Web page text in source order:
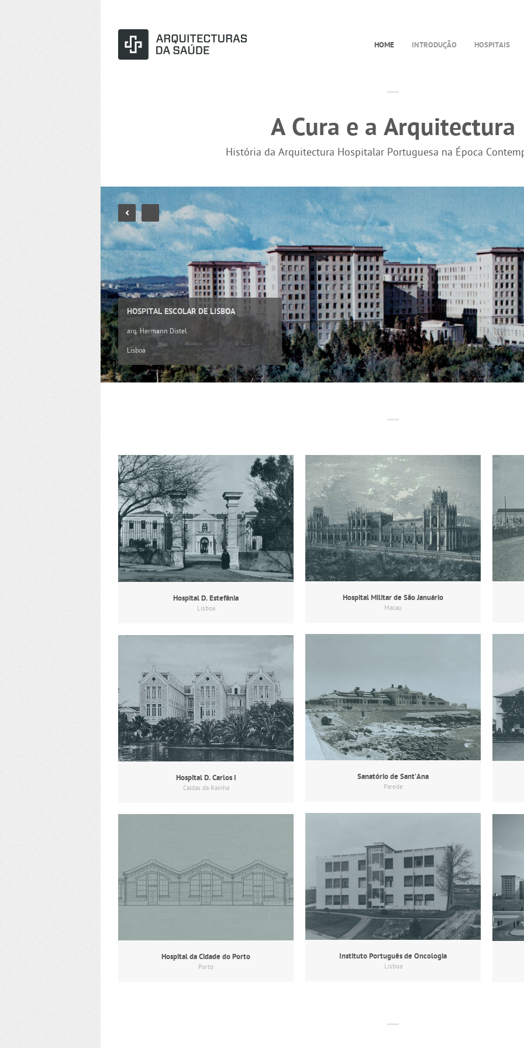
HOME INTRODUÇÃO HOSPITAIS
A Cura e a Arquitectura
História da Arquitectura Hospitalar Portuguesa na Época
HOSPITAL ESCOLAR DE LISBOA
arq. Hermann Distel
Lisboa
Hospital D. Estefânia
Lisboa
Hospital Militar de São Januário
Macau
Sanatório de Sant’Ana
Parede
Hospital D. Carlos I
Caldas da Rainha
Instituto Português de Oncologia
Lisboa
Hospital da Cidade do Porto
Porto